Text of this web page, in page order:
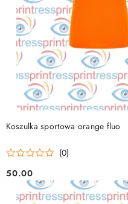
Koszulka sportowa orange fluo
(0)
Cena:
50.00
DO KOSZYKA